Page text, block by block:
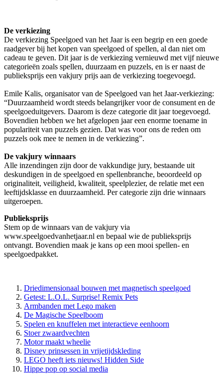
De verkiezing
De verkiezing Speelgoed van het Jaar is een begrip en een goede
raadgever bij het kopen van speelgoed of spellen, al dan niet om
cadeau te geven. Dit jaar is de verkiezing vernieuwd met vijf nieuwe
categorieën zoals spellen, duurzaam en puzzels, en is er naast de
publieksprijs een vakjury prijs aan de verkiezing toegevoegd.
Emile Kalis, organisator van de Speelgoed van het Jaar-verkiezing:
“Duurzaamheid wordt steeds belangrijker voor de consument en de
speelgoeduitgevers. Daarom is deze categorie dit jaar toegevoegd.
Bovendien hebben we het afgelopen jaar een enorme toename in
populariteit van puzzels gezien. Dat was voor ons de reden om
puzzels ook mee te nemen in de verkiezing”.
De vakjury winnaars
Alle inzendingen zijn door de vakkundige jury, bestaande uit
deskundigen in de speelgoed en spellenbranche, beoordeeld op
originaliteit, veiligheid, kwaliteit, speelplezier, de relatie met een
leeftijdsklasse en duurzaamheid. Per categorie zijn drie winnaars
uitgeroepen.
Publieksprijs
Stem op de winnaars van de vakjury via
www.speelgoedvanhetjaar.nl en bepaal wie de publieksprijs
ontvangt. Bovendien maak je kans op een mooi spellen- en
speelgoedpakket.
Driedimensionaal bouwen met magnetisch speelgoed
Getest: L.O.L. Surprise! Remix Pets
Armbanden met Lego maken
De Magische Speelboom
Spelen en knuffelen met interactieve eenhoorn
Stoer zwaardvechten
Motor maakt wheelie
Disney prinsessen in vrijetijdskleding
LEGO heeft iets nieuws! Hidden Side
Hippe pop op social media